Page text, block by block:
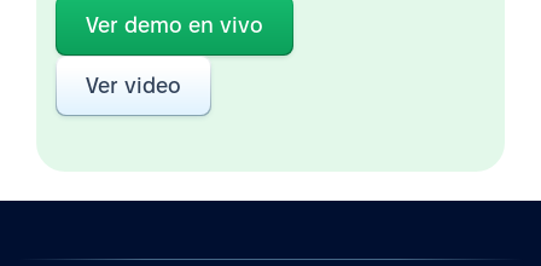
Ver demo en vivo
Ver video